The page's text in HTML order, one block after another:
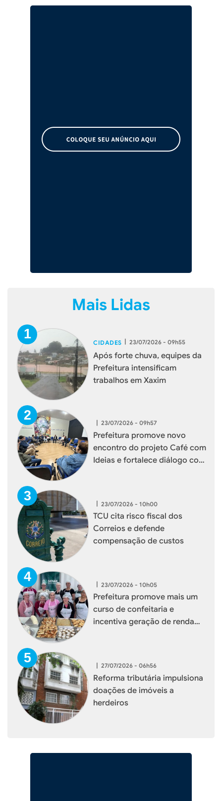
Mais Lidas
CIDADES | 23/07/2026 - 09h55
Após forte chuva, equipes da
Prefeitura intensificam
trabalhos em Xaxim
| 23/07/2026 - 09h57
Prefeitura promove novo
encontro do projeto Café com
Ideias e fortalece diálogo com
| 23/07/2026 - 10h00
TCU cita risco fiscal dos
Correios e defende
compensação de custos
| 23/07/2026 - 10h05
Prefeitura promove mais um
curso de confeitaria e
incentiva geração de renda
| 27/07/2026 - 06h56
Reforma tributária impulsiona
doações de imóveis a
herdeiros